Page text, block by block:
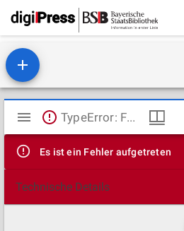
Mirador
Viewer
TypeError: Failed to fetch
Es ist ein Fehler aufgetreten
Technische Details